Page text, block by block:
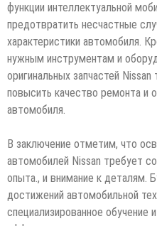
функции интеллектуальной
предотвратить несчастные
характеристики автомобиля.
нужным инструментам и
оригинальных запчастей
повысить качество ремонта и
автомобиля.
В заключение отметим, что
автомобилей Nissan требует
опыта., и внимание к деталям.
достижений автомобильной
специализированное обучение